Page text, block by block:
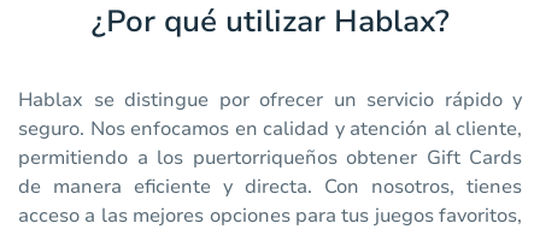
¿Por qué utilizar Hablax?
Hablax se distingue por ofrecer un servicio rápido y
seguro. Nos enfocamos en calidad y atención al cliente,
permitiendo a los puertorriqueños obtener Gift Cards
de manera eficiente y directa. Con nosotros, tienes
acceso a las mejores opciones para tus juegos favoritos,